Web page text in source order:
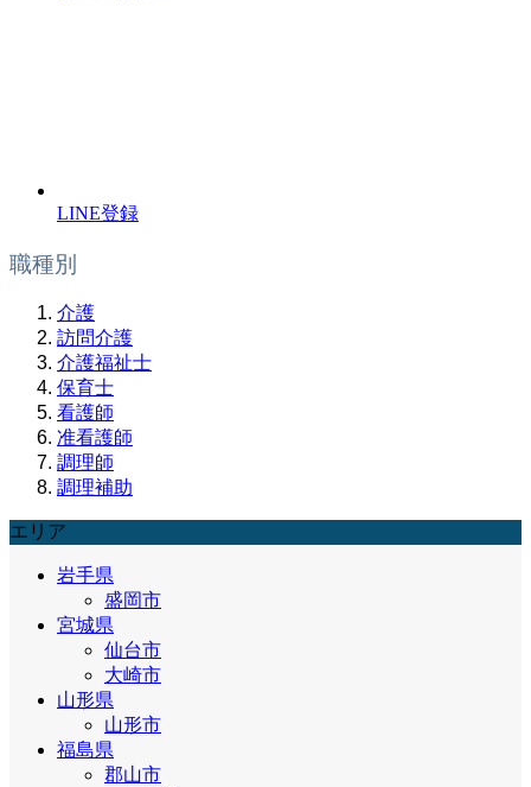
LINE登録
職種別
介護
訪問介護
介護福祉士
保育士
看護師
准看護師
調理師
調理補助
エリア
岩手県
盛岡市
宮城県
仙台市
大崎市
山形県
山形市
福島県
郡山市